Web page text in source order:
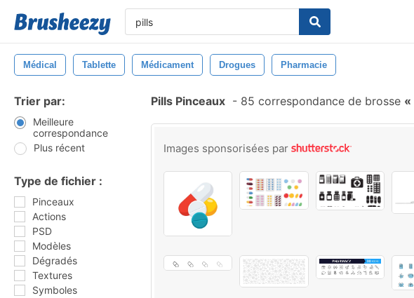
Médical Tablette Médicament Drogues Pharmacie
Trier par:
Meilleure
correspondance
Plus récent
Type de fichier :
Pinceaux
Actions
PSD
Modèles
Dégradés
Textures
Symboles
Pills Pinceaux - 85 correspondance de brosse
Images sponsorisées par